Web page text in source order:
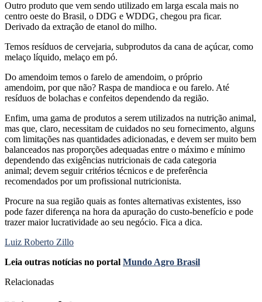
Outro produto que vem sendo utilizado em larga escala mais no
centro oeste do Brasil, o DDG e WDDG, chegou pra ficar.
Derivado da extração de etanol do milho.
Temos resíduos de cervejaria, subprodutos da cana de açúcar, como
melaço líquido, melaço em pó.
Do amendoim temos o farelo de amendoim, o próprio
amendoim, por que não? Raspa de mandioca e ou farelo. Até
resíduos de bolachas e confeitos dependendo da região.
Enfim, uma gama de produtos a serem utilizados na nutrição animal,
mas que, claro, necessitam de cuidados no seu fornecimento, alguns
com limitações nas quantidades adicionadas, e devem ser muito bem
balanceados nas proporções adequadas entre o máximo e mínimo
dependendo das exigências nutricionais de cada categoria
animal; devem seguir critérios técnicos e de preferência
recomendados por um profissional nutricionista.
Procure na sua região quais as fontes alternativas existentes, isso
pode fazer diferença na hora da apuração do custo-benefício e pode
trazer maior lucratividade ao seu negócio. Fica a dica.
Luiz Roberto Zillo
Leia outras notícias no portal Mundo Agro Brasil
Relacionadas